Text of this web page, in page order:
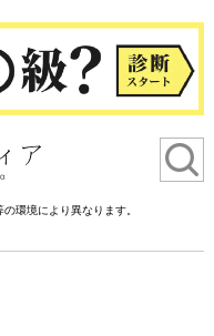
環境により異なります。